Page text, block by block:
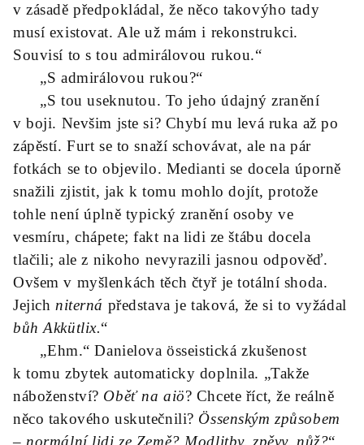
v zásadě předpokládal, že něco takovýho tady
musí existovat. Ale už mám i rekonstrukci.
Souvisí to s tou admirálovou rukou.“
„S admirálovou rukou?“
„S tou useknutou. To jeho údajný zranění
v boji. Nevšim jste si? Chybí mu levá ruka až po
zápěstí. Furt se to snaží schovávat, ale na pár
fotkách se to objevilo. Medianti se docela úporně
snažili zjistit, jak k tomu mohlo dojít, protože
tohle není úplně typický zranění osoby ve
vesmíru, chápete; fakt na lidi ze štábu docela
tlačili; ale z nikoho nevyrazili jasnou odpověď.
Ovšem v myšlenkách těch čtyř je totální shoda.
Jejich niterná představa je taková, že si to vyžádal
bůh Akkütlix.“
„Ehm.“ Danielova össeistická zkušenost
k tomu zbytek automaticky doplnila. „Takže
náboženství? Oběť na aiö? Chcete říct, že reálně
něco takového uskutečnili? Össenským způsobem
– normální lidi ze Země? Modlitby, zpěvy, nůž?“